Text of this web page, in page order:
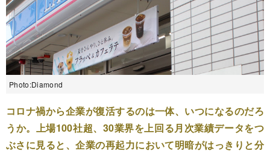
Photo:Diamond
コロナ禍から企業が復活するのは一体、いつになるのだろ
うか。上場100社超、30業界を上回る月次業績データをつ
ぶさに見ると、企業の再起力において明暗がはっきりと分